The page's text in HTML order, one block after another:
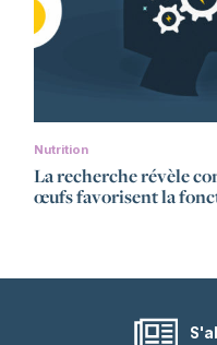
Nutrition
La recherche révèle
œufs favorisent la